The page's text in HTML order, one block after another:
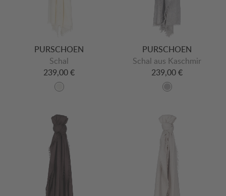
PURSCHOEN
Schal
239,00 €
PURSCHOEN
Schal aus Kaschmir
239,00 €